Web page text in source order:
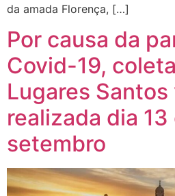
da amada Florença, […]
Por causa da
Covid-19,
Lugares Santos
realizada dia 13
setembro